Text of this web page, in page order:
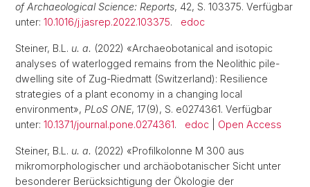
of Archaeological Science: Reports, 42, S. 103375. Verfügbar
unter: 10.1016/j.jasrep.2022.103375. edoc
Steiner, B.L. u. a. (2022) «Archaeobotanical and isotopic
analyses of waterlogged remains from the Neolithic pile-
dwelling site of Zug-Riedmatt (Switzerland): Resilience
strategies of a plant economy in a changing local
environment», PLoS ONE, 17(9), S. e0274361. Verfügbar
unter: 10.1371/journal.pone.0274361. edoc Open Access
Steiner, B.L. u. a. (2022) «Profilkolonne M 300 aus
mikromorphologischer und archäobotanischer Sicht unter
besonderer Berücksichtigung der Ökologie der